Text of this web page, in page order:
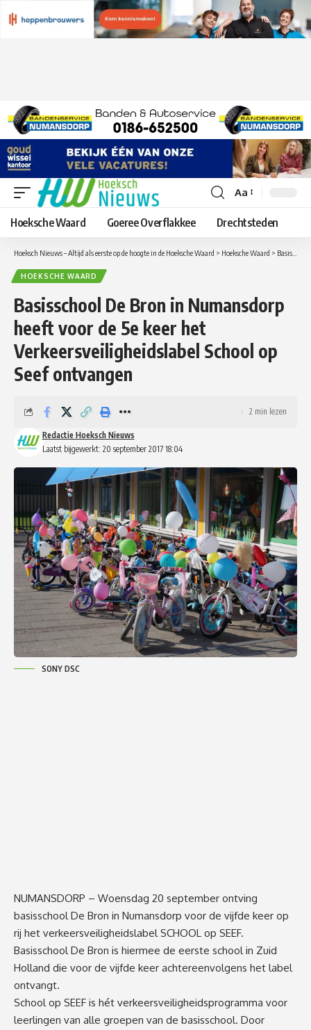
Lettergrootte
aanpassen
Aa
Hoeksche Waard Goeree Overflakkee Drechtsteden
Hoeksch Nieuws – Altijd als eerste op de hoogte in de Hoeksche Waard > Hoeksche Waard > Basisschool De Bron in Numansdorp heeft voor de 5e keer het Verkeersveiligheidslabel School op Seef ontvangen
HOEKSCHE WAARD
Basisschool De Bron in Numansdorp
heeft voor de 5e keer het
Verkeersveiligheidslabel School op
Seef ontvangen
Laatst bijgewerkt: 20 september 2017 18:04
Redactie Hoeksch Nieuws
2 min lezen
SONY DSC
NUMANSDORP – Woensdag 20 september ontving
basisschool De Bron in Numansdorp voor de vijfde keer op
rij het verkeersveiligheidslabel SCHOOL op SEEF.
Basisschool De Bron is hiermee de eerste school in Zuid
Holland die voor de vijfde keer achtereenvolgens het label
ontvangt.
School op SEEF is hét verkeersveiligheidsprogramma voor
leerlingen van alle groepen van de basisschool. Door